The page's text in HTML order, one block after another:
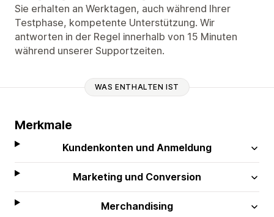
Sie erhalten an Werktagen, auch während Ihrer
Testphase, kompetente Unterstützung. Wir
antworten in der Regel innerhalb von 15 Minuten
während unserer Supportzeiten.
WAS ENTHALTEN IST
Merkmale
Kundenkonten und Anmeldung
Marketing und Conversion
Merchandising